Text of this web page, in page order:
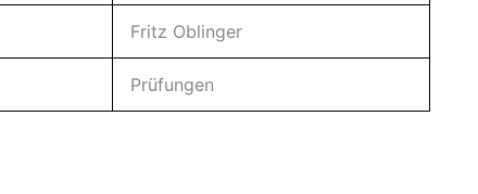
Fritz Oblinger
Prüfungen